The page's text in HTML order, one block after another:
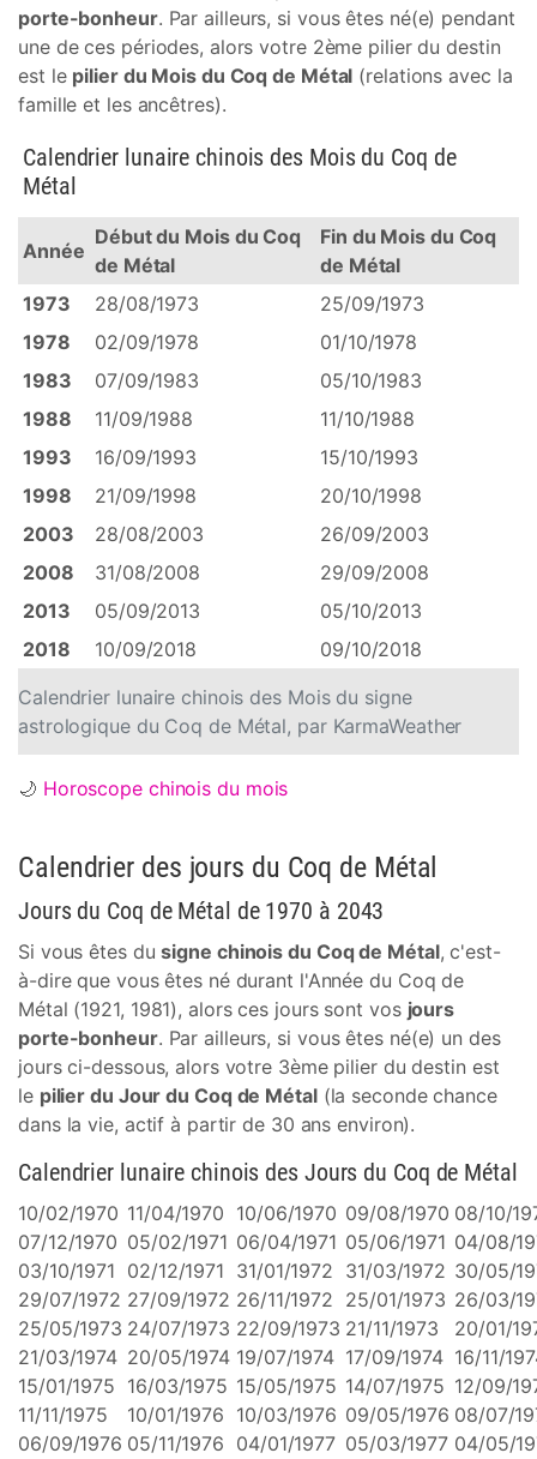
porte-bonheur. Par ailleurs, si vous êtes né(e) pendant
une de ces périodes, alors votre 2ème pilier du destin
est le pilier du Mois du Coq de Métal (relations avec la
famille et les ancêtres).
Calendrier lunaire chinois des Mois du signe
astrologique du Coq de Métal, par KarmaWeather
Calendrier lunaire chinois des Mois du Coq de
Métal
Année
Début du Mois du Coq
de Métal
Fin du Mois du Coq
de Métal
1973
28/08/1973
25/09/1973
1978
02/09/1978
01/10/1978
1983
07/09/1983
05/10/1983
1988
11/09/1988
11/10/1988
1993
16/09/1993
15/10/1993
1998
21/09/1998
20/10/1998
2003
28/08/2003
26/09/2003
2008
31/08/2008
29/09/2008
2013
05/09/2013
05/10/2013
2018
10/09/2018 09/10/2018
🌙 Horoscope chinois du mois
Calendrier des jours du Coq de Métal
Jours du Coq de Métal de 1970 à 2043
Si vous êtes dusigne chinois du Coq de Métal, c'est-
à-dire que vous êtes né durant l'Année du Coq de
Métal (1921, 1981), alors ces jours sont vos jours
porte-bonheur. Par ailleurs, si vous êtes né(e) un des
jours ci-dessous, alors votre 3ème pilier du destin est
le pilier du Jour du Coq de Métal(la seconde chance
dans la vie, actif à partir de 30 ans environ).
Calendrier lunaire chinois des Jours du Coq de Métal
10/02/1970 11/04/1970 10/06/1970 09/08/1970 08/10/
07/12/1970 05/02/1971 06/04/1971 05/06/1971 04/08/
03/10/1971 02/12/1971 31/01/1972 31/03/1972 30/05/
29/07/1972 27/09/1972 26/11/1972 25/01/1973 26/03/
25/05/1973 24/07/1973 22/09/1973 21/11/1973
20/01/
21/03/1974 20/05/1974 19/07/1974 17/09/1974 16/11/
15/01/1975 16/03/1975 15/05/1975 14/07/1975 12/09/
11/11/1975
10/01/1976 10/03/1976 09/05/1976 08/07/
06/09/1976 05/11/1976 04/01/1977 05/03/1977 04/05/